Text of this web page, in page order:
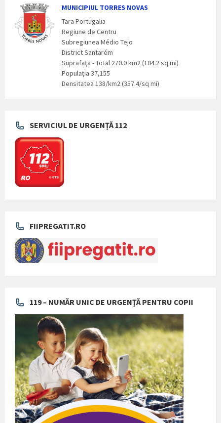
MUNICIPIUL TORRES NOVAS
Tara Portugalia
Regiune de Centru
Subregiunea Médio Tejo
District Santarém
Suprafaţa - Total 270.0 km2 (104.2 sq mi)
Populaţia 37,155
Densitatea 138/km2 (357.4/sq mi)
SERVICIUL DE URGENȚĂ 112
FIIPREGATIT.RO
119 – NUMĂR UNIC DE URGENȚĂ PENTRU COPII